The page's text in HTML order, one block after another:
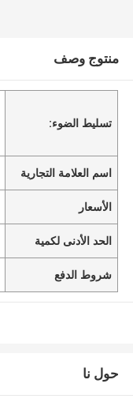
منتوج وصف
تسليط الضوء:
اسم العلامة التجارية
الأسعار
الحد الأدنى لكمية
شروط الدفع
حول نا